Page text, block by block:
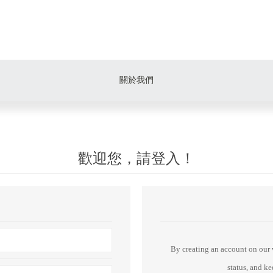
關於我們
歡迎您，請登入！
By creating an account on our
status, and